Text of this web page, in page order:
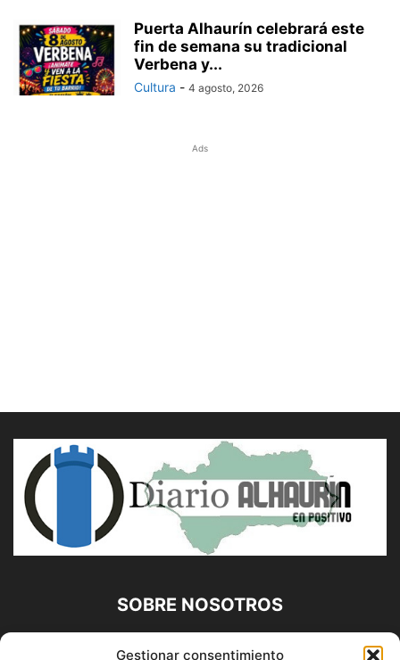
Gestionar consentimiento
Puerta Alhaurín celebrará este
fin de semana su tradicional
Verbena y...
Cultura - 4 agosto, 2026
Ads
SOBRE NOSOTROS
Diario Alhaurín (www.alhaurindelatorre.com) Propiedad de